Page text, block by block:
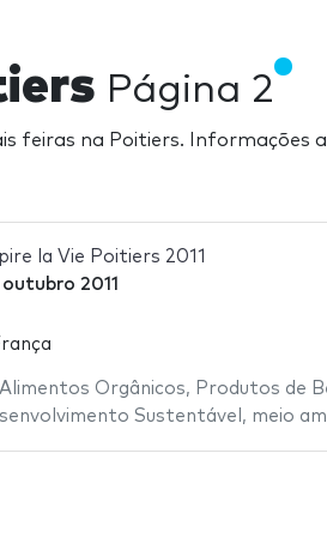
Página 2
feiras na Poitiers. Informações
la Vie Poitiers 2011
outubro 2011
Alimentos Orgânicos, Produtos de
Sustentável , meio